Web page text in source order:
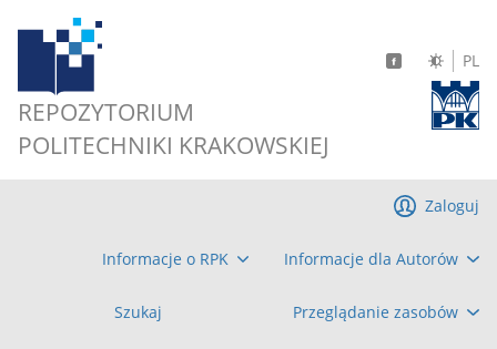
REPOZYTORIUM
POLITECHNIKI KRAKOWSKIEJ
PL
Informacje o RPK Informacje dla Autorów
Szukaj Przeglądanie zasobów
Zaloguj